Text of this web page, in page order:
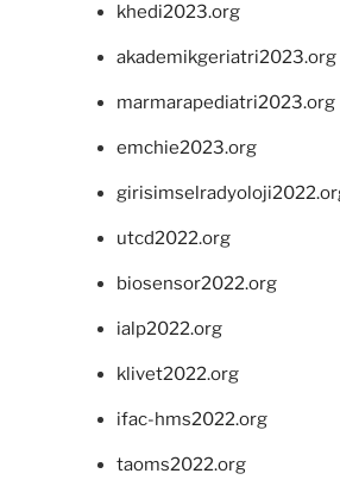
khedi2023.org
akademikgeriatri2023.org
marmarapediatri2023.org
emchie2023.org
utcd2022.org
biosensor2022.org
ialp2022.org
klivet2022.org
ifac-hms2022.org
taoms2022.org